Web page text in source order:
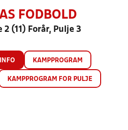
FODBOLD
2 (11) Forår, Pulje 3
INFO KAMPPROGRAM
KAMPPROGRAM FOR PULJE